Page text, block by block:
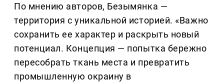
По мнению авторов, Безымянка —
территория с уникальной историей. «Важно
сохранить ее характер и раскрыть новый
потенциал. Концепция — попытка бережно
пересобрать ткань места и превратить
промышленную окраину в